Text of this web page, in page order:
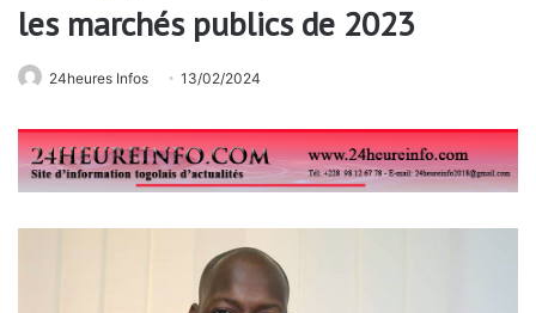
les marchés publics de 2023
24heures Infos 13/02/2024